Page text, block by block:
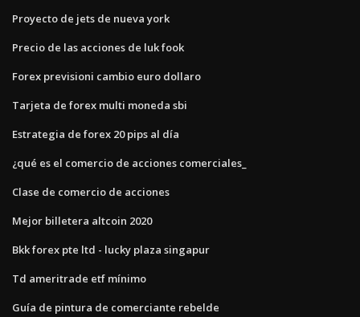
Proyecto de jets de nueva york
Precio de las acciones de luk fook
Forex previsioni cambio euro dollaro
Tarjeta de forex multi moneda sbi
Estrategia de forex 20 pips al día
¿qué es el comercio de acciones comerciales_
Clase de comercio de acciones
Mejor billetera altcoin 2020
Bkk forex pte ltd - lucky plaza singapur
Td ameritrade etf mínimo
Guía de pintura de comerciante rebelde